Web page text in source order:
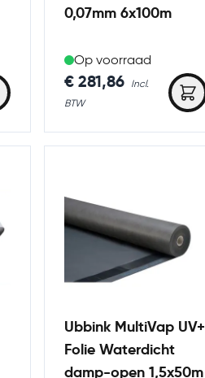
0,07mm 6x100m
Op voorraad
€ 281,86
Ubbink MultiVap UV+
Folie Waterdicht
damp-open 1,5x50m